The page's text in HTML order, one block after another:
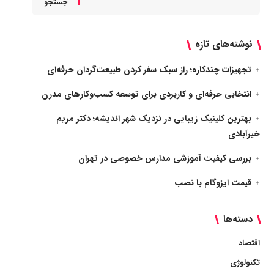
نوشته‌های تازه
تجهیزات چندکاره؛ راز سبک سفر کردن طبیعت‌گردان حرفه‌ای
انتخابی حرفه‌ای و کاربردی برای توسعه کسب‌وکارهای مدرن
بهترین کلینیک زیبایی در نزدیک شهر اندیشه؛ دکتر مریم
خیرآبادی
بررسی کیفیت آموزشی مدارس خصوصی در تهران
قیمت ایزوگام با نصب
دسته‌ها
اقتصاد
تکنولوژی